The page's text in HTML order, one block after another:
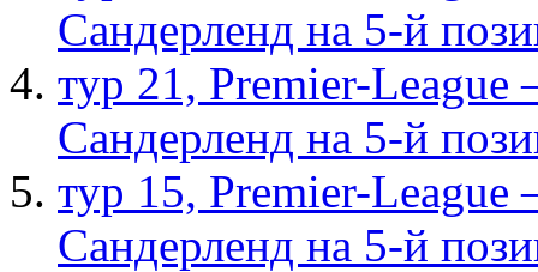
Сандерленд на 5-й
тур 21, Рremier-
Сандерленд на 5-й
тур 15, Рremier-
Сандерленд на 5-й